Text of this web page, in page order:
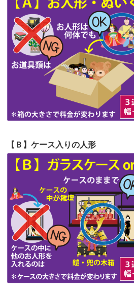
2026/06/20
雛人形をお道具も
てくださる...
第63回人形供養祭 令和5年8
第62回人形供養祭令和5年6
第61回人形供養祭 令和5年5
第60回人形供養祭令和5年3
第59回人形供養祭 令和5年2
第58回人形供養祭令和5年
第56回人形供養祭 令和4年
第55回人形供養祭令和4年9
第54回人形供養祭令和4年8
第53回人形供養祭令和4年7
第52回人形供養祭令和4年5
第51回人形供養祭令和4年4
第50回人形供養祭令和4年3
【Ｂ】ケース入りの人形